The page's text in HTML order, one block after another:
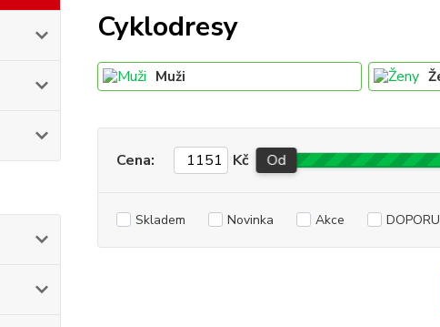
Cyklodresy
Muži
Cena: Kč Od
Skladem Novinka Akce